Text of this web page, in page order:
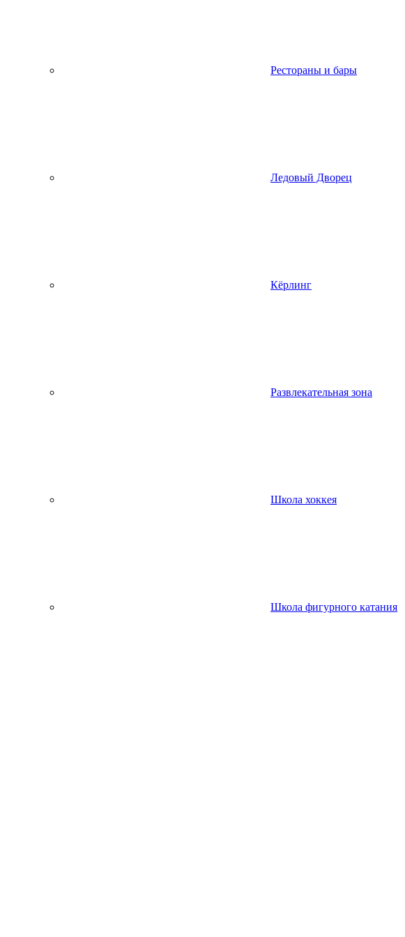
Рестораны и бары
Ледовый Дворец
Кёрлинг
Развлекательная зона
Школа хоккея
Школа фигурного катания